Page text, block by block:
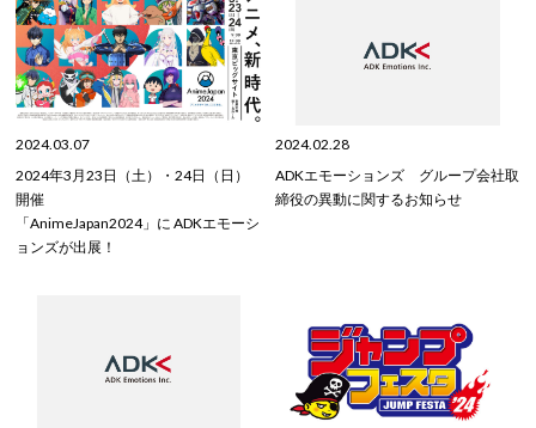
2024.03.07
2024年3月23日（土）・24日（日）
開催
「AnimeJapan2024」に ADKエモーシ
ョンズが出展！
2024.02.28
ADKエモーションズ グループ会社取
締役の異動に関するお知らせ